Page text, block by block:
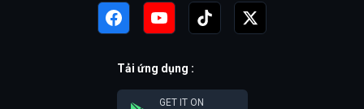
Tải ứng dụng :
GET IT ON